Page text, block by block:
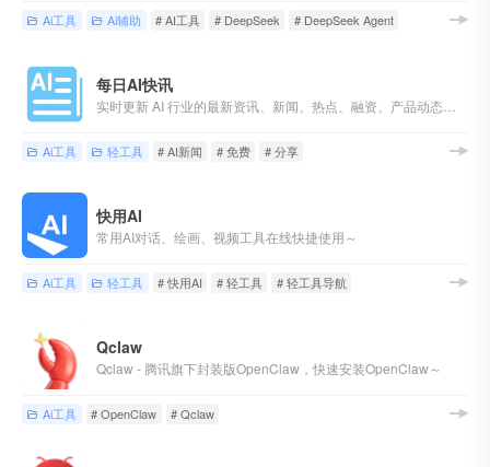
Ai工具 Ai辅助 # AI工具 # DeepSeek # DeepSeek Agent
每日AI快讯
Ai工具 轻工具 # AI新闻 # 免费 # 分享
快用AI
常用AI对话、绘画、视频工具在线快捷使用～
Ai工具 轻工具 # 快用AI # 轻工具 # 轻工具导航
Qclaw
Qclaw - 腾讯旗下封装版OpenClaw，快速安装OpenClaw～
Ai工具 # OpenClaw # Qclaw